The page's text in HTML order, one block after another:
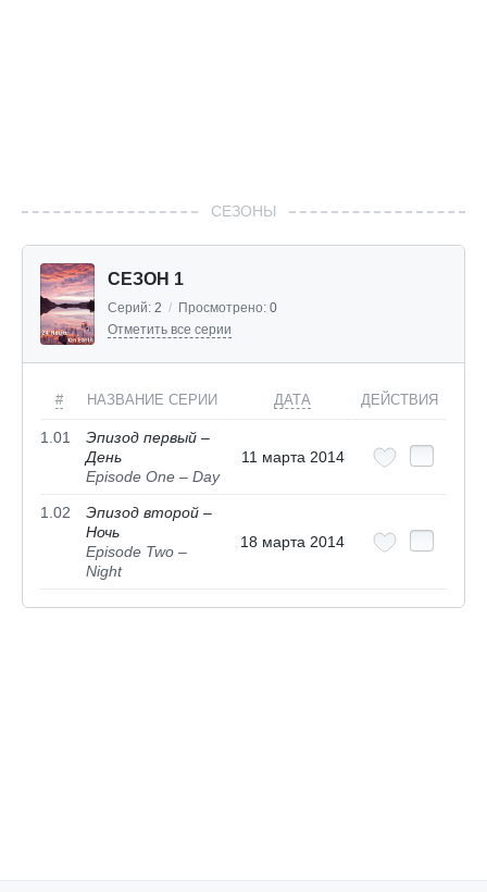
СЕЗОНЫ
СЕЗОН 1
Серий: 2 / Просмотрено: 0
Отметить все серии
# НАЗВАНИЕ СЕРИИ ДАТА ДЕЙСТВИЯ
1.01
Эпизод первый –
День
Episode One – Day
11 марта 2014
1.02
Эпизод второй –
Ночь
Episode Two –
Night
18 марта 2014